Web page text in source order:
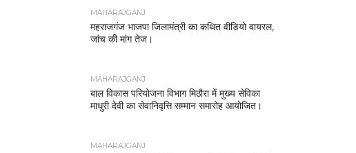
MAHARAJGANJ
महराजगंज भाजपा जिलामंत्री का कथित वीडियो वायरल,
जांच की मांग तेज।
MAHARAJGANJ
बाल विकास परियोजना विभाग मिठौरा में मुख्य सेविका
माधुरी देवी का सेवानिवृत्ति सम्मान समारोह आयोजित।
MAHARAJGANJ